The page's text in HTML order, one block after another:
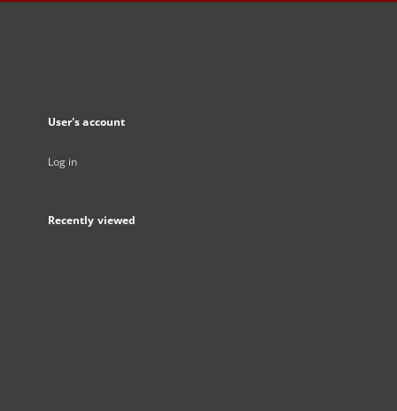
User's account
Log in
Recently viewed